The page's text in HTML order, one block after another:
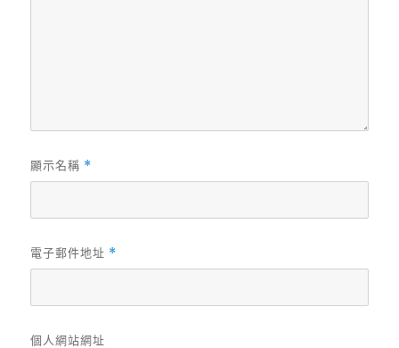
顯示名稱 *
電子郵件地址 *
個人網站網址